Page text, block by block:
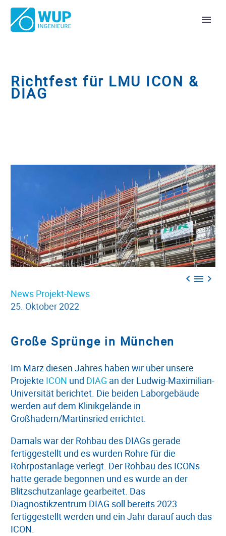
Richtfest für LMU ICON &
DIAG
  
News Projekt-News
25. Oktober 2022
Große Sprünge in München
Im März diesen Jahres haben wir über unsere
Projekte ICON und DIAG an der Ludwig-Maximilian-
Universität berichtet. Die beiden Laborgebäude
werden auf dem Klinikgelände in
Großhadern/Martinsried errichtet.
Damals war der Rohbau des DIAGs gerade
fertiggestellt und es wurden Rohre für die
Rohrpostanlage verlegt. Der Rohbau des ICONs
hatte gerade begonnen und es wurde an der
Blitzschutzanlage gearbeitet. Das
Diagnostikzentrum DIAG soll bereits 2023
fertiggestellt werden und ein Jahr darauf auch das
ICON.